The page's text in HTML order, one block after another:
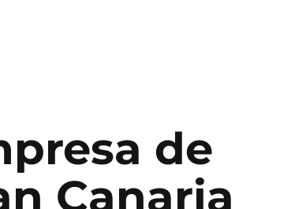
de
Canaria